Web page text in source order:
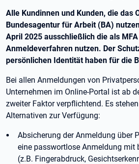
Alle Kundinnen und Kunden, die das
Bundesagentur für Arbeit (BA)
April 2025 ausschließlich die als
Anmeldeverfahren nutzen. Der
persönlichen Identität haben für die
Bei allen Anmeldungen von
Unternehmen im Online-Portal ist ab
zweiter Faktor verpflichtend. Es
Alternativen zur Verfügung:
Absicherung der Anmeldung über
eine passwortlose Anmeldung mit
(z.B. Fingerabdruck,